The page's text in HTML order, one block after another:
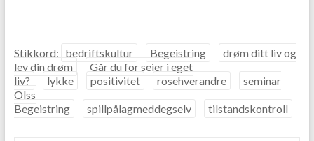
Stikkord: bedriftskultur Begeistring
drøm ditt liv og
lev din drøm
Går du for seier i eget
liv?
lykke positivitet rosehverandre
seminar
Olss
Begeistring
spillpålagmeddegselv tilstandskontroll